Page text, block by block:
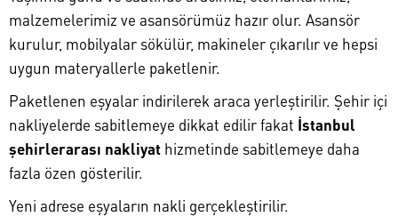
malzemelerimiz ve asansörümüz hazır olur. Asansör
kurulur, mobilyalar sökülür, makineler çıkarılır ve hepsi
uygun materyallerle paketlenir.
Paketlenen eşyalar indirilerek araca yerleştirilir. Şehir içi
nakliyelerde sabitlemeye dikkat edilir fakat İstanbul
şehirlerarası nakliyat hizmetinde sabitlemeye daha
fazla özen gösterilir.
Yeni adrese eşyaların nakli gerçekleştirilir.